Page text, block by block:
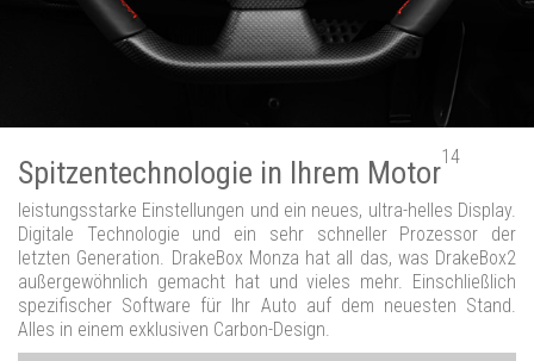
Spitzentechnologie in Ihrem Motor14
leistungsstarke Einstellungen und ein neues, ultra-helles Display.
Digitale Technologie und ein sehr schneller Prozessor der
letzten Generation. DrakeBox Monza hat all das, was DrakeBox2
außergewöhnlich gemacht hat und vieles mehr. Einschließlich
spezifischer Software für Ihr Auto auf dem neuesten Stand.
Alles in einem exklusiven Carbon-Design.